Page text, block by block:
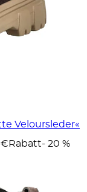
Veloursleder«
€ Rabatt- 20 %